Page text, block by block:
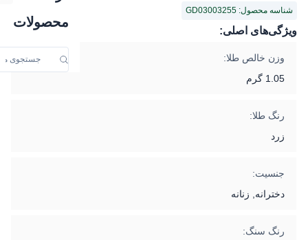
محصولات
شناسه محصول: GD03003255
ویژگی‌های اصلی:
وزن خالص طلا:
1.05 گرم
رنگ طلا:
زرد
جنسیت:
دخترانه, زنانه
رنگ سنگ: